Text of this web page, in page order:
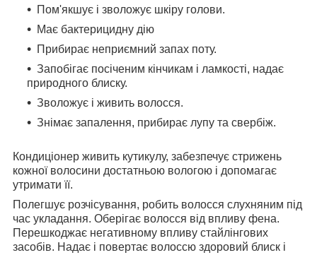
Пом'якшує і зволожує шкіру голови.
Має бактерицидну дію
Прибирає неприємний запах поту.
Запобігає посіченим кінчикам і ламкості, надає
природного блиску.
Зволожує і живить волосся.
Знімає запалення, прибирає лупу та свербіж.
Кондиціонер живить кутикулу, забезпечує стрижень
кожної волосини достатньою вологою і допомагає
утримати її.
Полегшує розчісування, робить волосся слухняним під
час укладання. Оберігає волосся від впливу фена.
Перешкоджає негативному впливу стайлінгових
засобів. Надає і повертає волоссю здоровий блиск і